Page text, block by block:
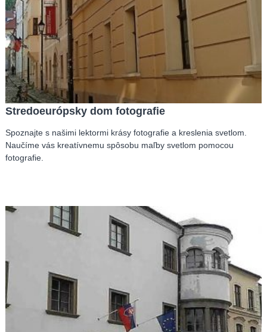
Stredoeurópsky dom fotografie
Spoznajte s našimi lektormi krásy fotografie a kreslenia svetlom.
Naučíme vás kreatívnemu spôsobu maľby svetlom pomocou
fotografie.